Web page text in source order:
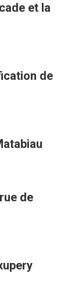
et la
de
de